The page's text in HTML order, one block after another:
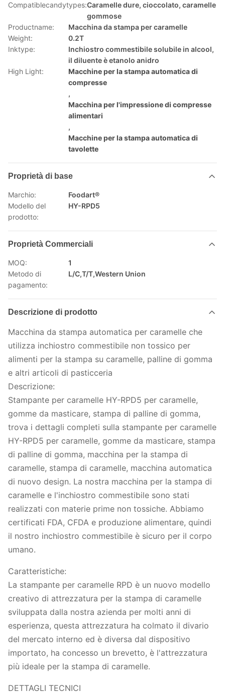
Compatiblecandytypes:Caramelle dure, cioccolato, caramelle
gommose
Productname:
Macchina da stampa per caramelle
Weight:
0.2T
Inktype:
Inchiostro commestibile solubile in alcool,
il diluente è etanolo anidro
High Light:
Macchine per la stampa automatica di
compresse
,
Macchina per l'impressione di compresse
alimentari
,
Macchine per la stampa automatica di
tavolette
Proprietà di base
Marchio:
Foodart®
Modello del
prodotto:
HY-RPD5
Proprietà Commerciali
MOQ:
1
Metodo di
pagamento:
L/C,T/T,Western Union
Descrizione di prodotto
Macchina da stampa automatica per caramelle che
utilizza inchiostro commestibile non tossico per
alimenti per la stampa su caramelle, palline di gomma
e altri articoli di pasticceria
Descrizione:
Stampante per caramelle HY-RPD5 per caramelle,
gomme da masticare, stampa di palline di gomma,
trova i dettagli completi sulla stampante per caramelle
HY-RPD5 per caramelle, gomme da masticare, stampa
di palline di gomma, macchina per la stampa di
caramelle, stampa di caramelle, macchina automatica
di nuovo design. La nostra macchina per la stampa di
caramelle e l'inchiostro commestibile sono stati
realizzati con materie prime non tossiche. Abbiamo
certificati FDA, CFDA e produzione alimentare, quindi
il nostro inchiostro commestibile è sicuro per il corpo
umano.
Caratteristiche:
La stampante per caramelle RPD è un nuovo modello
creativo di attrezzatura per la stampa di caramelle
sviluppata dalla nostra azienda per molti anni di
esperienza, questa attrezzatura ha colmato il divario
del mercato interno ed è diversa dal dispositivo
importato, ha concesso un brevetto, è l'attrezzatura
più ideale per la stampa di caramelle.
DETTAGLI TECNICI